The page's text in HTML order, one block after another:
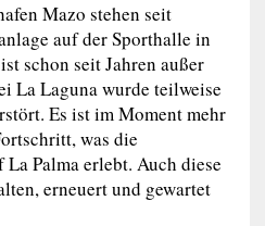
Mazo stehen seit
auf der Sporthalle in
schon seit Jahren außer
La Laguna wurde teilweise
Es ist im Moment mehr
was die
Palma erlebt. Auch diese
erneuert und gewartet